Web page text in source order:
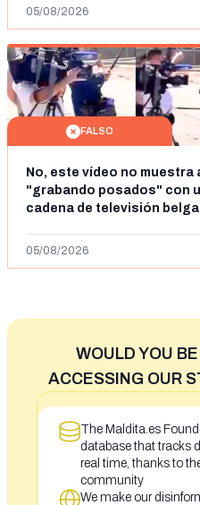
05/08/2026
FALSO
No, este vídeo no muestra
"grabando posados" con
cadena de televisión belga
05/08/2026
WOULD YOU
ACCESSING OUR
The Maldita.es
database that tracks
real time, thanks to
community
We make our